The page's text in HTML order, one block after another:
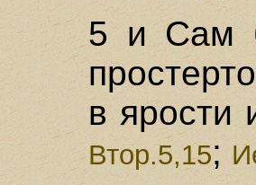
5 и Сам
в ярости
Втор.5,15;